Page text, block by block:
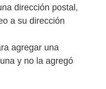
dirección postal,
a su dirección
agregar una
y no la agregó